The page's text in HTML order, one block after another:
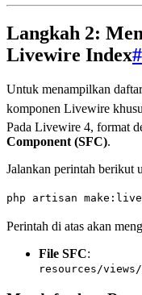
Langkah 2:
Livewire Index#
Untuk menampilkan
komponen Livewire
Pada Livewire 4, format
Component (SFC).
Jalankan perintah berikut
php artisan
Perintah di atas akan
File SFC:
resources/